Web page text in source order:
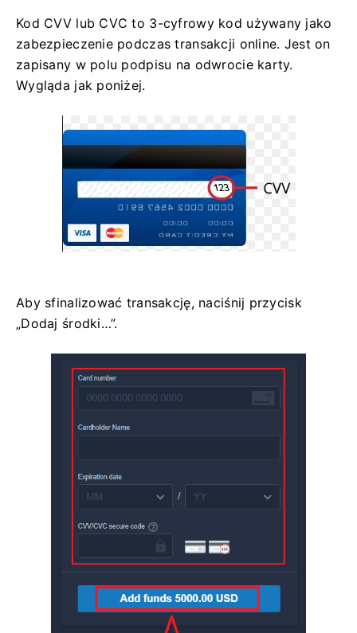
Kod CVV lub СVС to 3-cyfrowy kod używany jako
zabezpieczenie podczas transakcji online. Jest on
zapisany w polu podpisu na odwrocie karty.
Wygląda jak poniżej.
Aby sfinalizować transakcję, naciśnij przycisk
„Dodaj środki…”.